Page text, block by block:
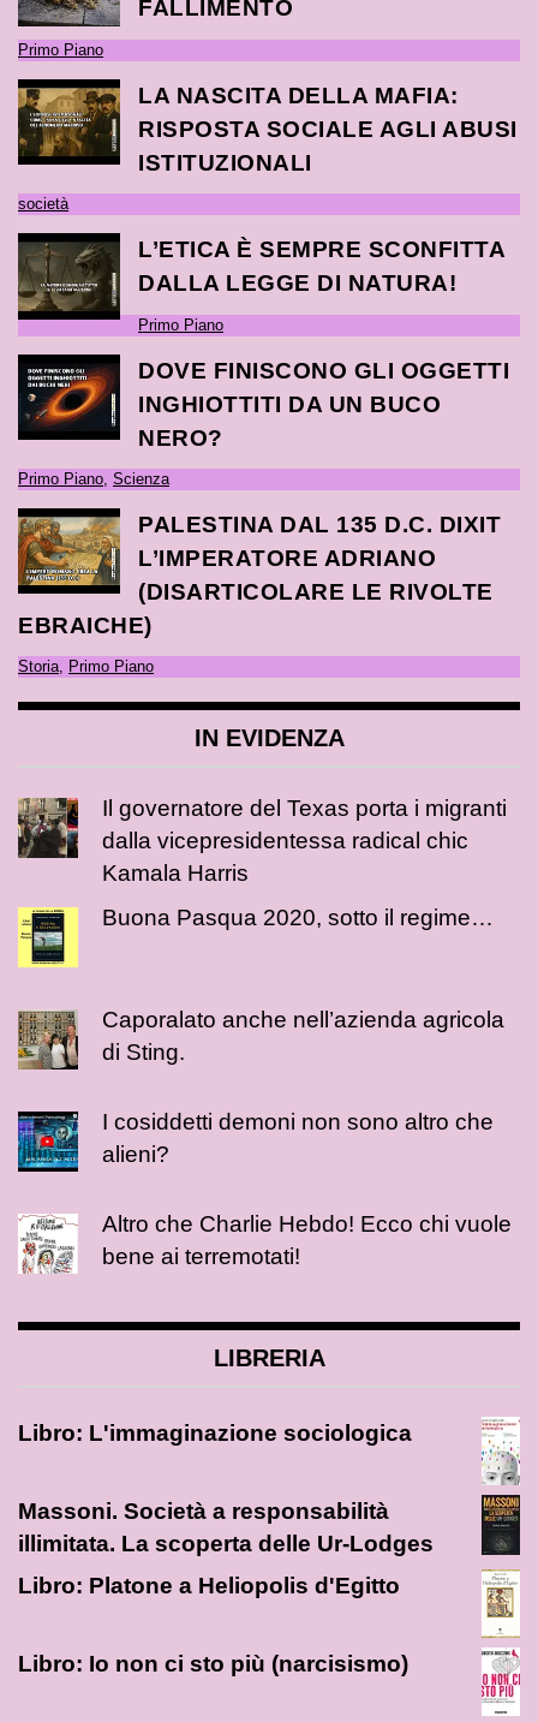
FALLIMENTO
Primo Piano
LA NASCITA DELLA MAFIA:
RISPOSTA SOCIALE AGLI ABUSI
ISTITUZIONALI
società
L’ETICA È SEMPRE SCONFITTA
DALLA LEGGE DI NATURA!
Primo Piano
DOVE FINISCONO GLI OGGETTI
INGHIOTTITI DA UN BUCO
NERO?
Primo Piano, Scienza
PALESTINA DAL 135 D.C. DIXIT
L’IMPERATORE ADRIANO
(DISARTICOLARE LE RIVOLTE
EBRAICHE)
Storia, Primo Piano
IN EVIDENZA
Il governatore del Texas porta i migranti
dalla vicepresidentessa radical chic
Kamala Harris
Buona Pasqua 2020, sotto il regime…
Caporalato anche nell’azienda agricola
di Sting.
I cosiddetti demoni non sono altro che
alieni?
Altro che Charlie Hebdo! Ecco chi vuole
bene ai terremotati!
LIBRERIA
Libro: L'immaginazione sociologica
Massoni. Società a responsabilità
illimitata. La scoperta delle Ur-Lodges
Libro: Platone a Heliopolis d'Egitto
Libro: Io non ci sto più (narcisismo)